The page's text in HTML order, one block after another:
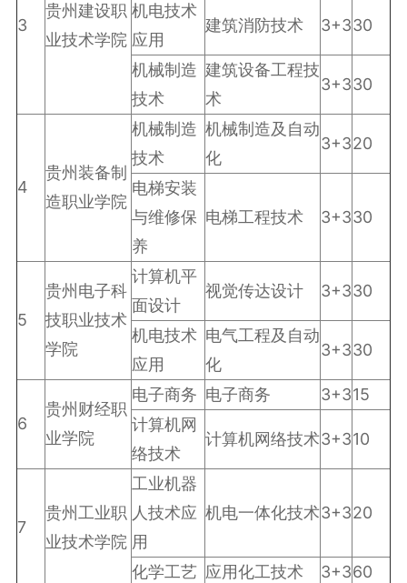
3
贵州建设职
业技术学院
机电技术
应用
建筑消防技术 3+330
机械制造
技术
建筑设备工程技
术
3+330
4
贵州装备制
造职业学院
机械制造
技术
机械制造及自动
化
3+320
电梯安装
与维修保
养
电梯工程技术 3+330
5
贵州电子科
技职业技术
学院
计算机平
面设计
视觉传达设计 3+330
机电技术
应用
电气工程及自动
化
3+330
6
贵州财经职
业学院
电子商务 电子商务 3+315
计算机网
络技术
计算机网络技术3+310
7
贵州工业职
业技术学院
工业机器
人技术应
用
机电一体化技术3+320
化学工艺 应用化工技术 3+360